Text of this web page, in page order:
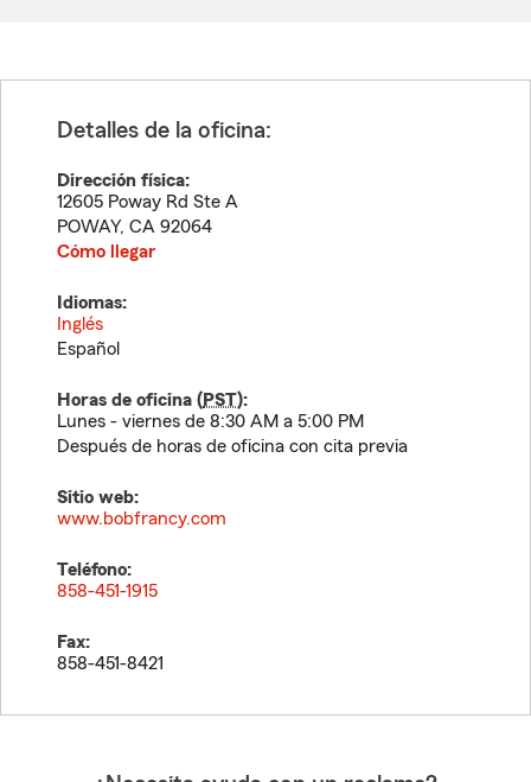
Detalles de la oficina:
Dirección física:
12605 Poway Rd Ste A
POWAY, CA 92064
Cómo llegar
Idiomas:
Inglés
Español
Horas de oficina (PST):
Lunes - viernes de 8:30 AM a 5:00 PM
Después de horas de oficina con cita previa
Sitio web:
www.bobfrancy.com
Teléfono:
858-451-1915
Fax:
858-451-8421